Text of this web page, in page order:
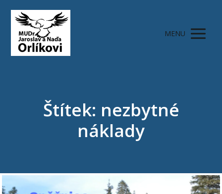
MENU
Štítek: nezbytné
náklady